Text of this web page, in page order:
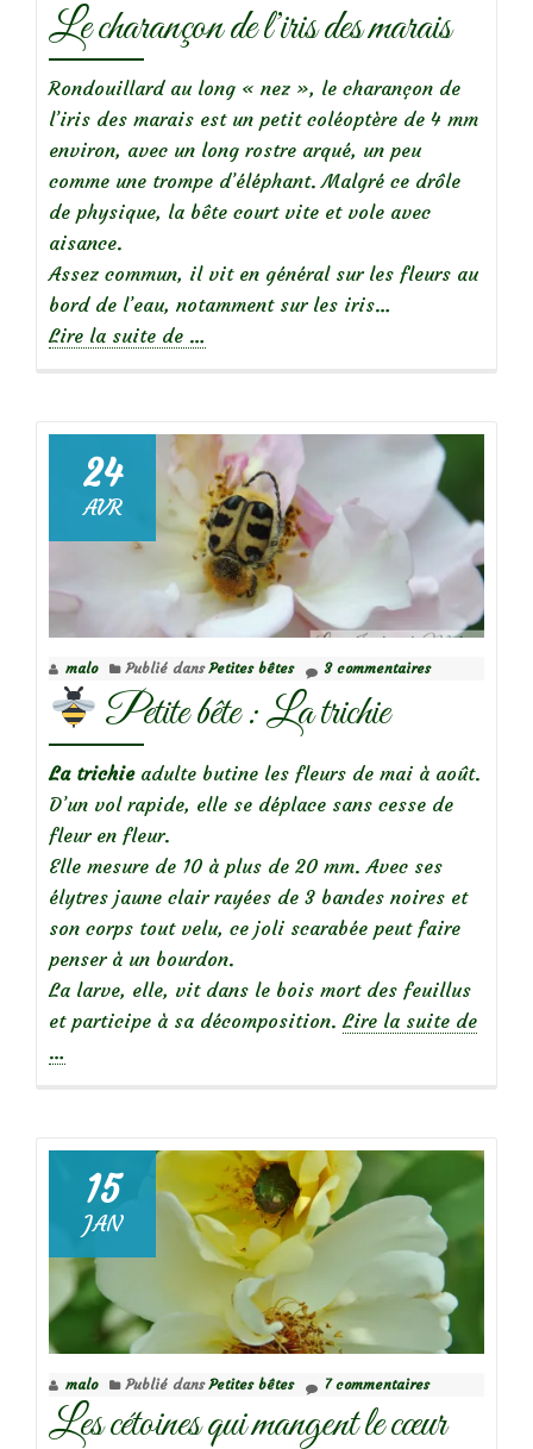
Le charançon de l’iris des marais
Rondouillard au long « nez », le charançon de
l’iris des marais est un petit coléoptère de 4 mm
environ, avec un long rostre arqué, un peu
comme une trompe d’éléphant. Malgré ce drôle
de physique, la bête court vite et vole avec
aisance.
Assez commun, il vit en général sur les fleurs au
bord de l’eau, notamment sur les iris…
Lire la suite de à
l’iris
des
marais
…
24
AVR
malo Publié dansPetites bêtes 3 commentaires
Petite bête : La trichie
La trichieadulte butine les fleurs de mai à août.
D’un vol rapide, elle se déplace sans cesse de
fleur en fleur.
Elle mesure de 10 à plus de 20 mm. Avec ses
élytres jaune clair rayées de 3 bandes noires et
son corps tout velu, ce joli scarabée peut faire
penser à un bourdon.
La larve, elle, vit dans le bois mort des feuillus
et participe à sa décomposition. Lire la suite deà
bête
La
…
15
JAN
malo Publié dansPetites bêtes 7 commentaires
Les cétoines qui mangent le cœur